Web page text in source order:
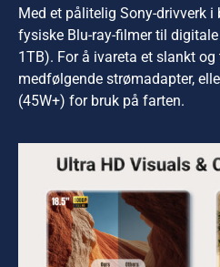
Med et pålitelig Sony-drivverk
fysiske Blu-ray-filmer til
1TB). For å ivareta et slankt
medfølgende strømadapter,
(45W+) for bruk på farten.